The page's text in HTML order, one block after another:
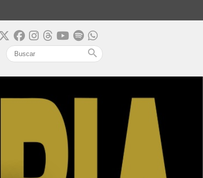
search